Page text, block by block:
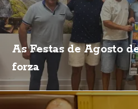
As Festas de Agosto
forza